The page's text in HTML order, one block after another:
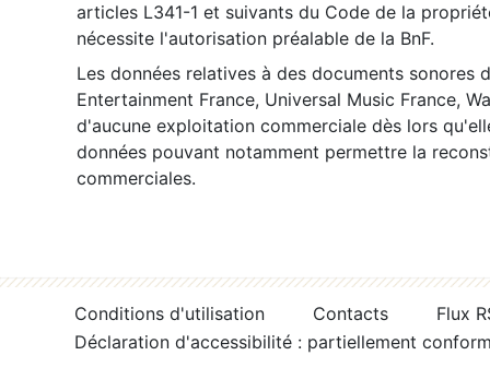
articles L341-1 et suivants du Code de la
nécessite l'autorisation préalable de la BnF.
Les données relatives à des documents sonores
Entertainment France, Universal Music France,
d'aucune exploitation commerciale dès lors
données pouvant notamment permettre la
commerciales.
Conditions d'utilisation Contacts
Flux
Déclaration d'accessibilité : partiellement